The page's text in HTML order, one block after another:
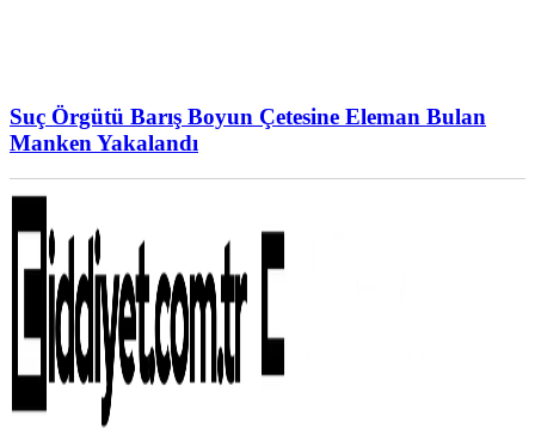
Suç Örgütü Barış Boyun Çetesine Eleman Bulan
Manken Yakalandı